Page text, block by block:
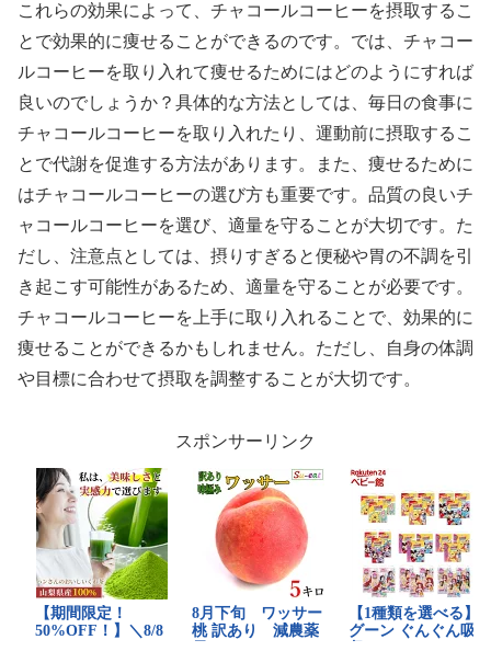
これらの効果によって、チャコールコーヒーを摂取するこ
とで効果的に痩せることができるのです。では、チャコー
ルコーヒーを取り入れて痩せるためにはどのようにすれば
良いのでしょうか？具体的な方法としては、毎日の食事に
チャコールコーヒーを取り入れたり、運動前に摂取するこ
とで代謝を促進する方法があります。また、痩せるために
はチャコールコーヒーの選び方も重要です。品質の良いチ
ャコールコーヒーを選び、適量を守ることが大切です。た
だし、注意点としては、摂りすぎると便秘や胃の不調を引
き起こす可能性があるため、適量を守ることが必要です。
チャコールコーヒーを上手に取り入れることで、効果的に
痩せることができるかもしれません。ただし、自身の体調
や目標に合わせて摂取を調整することが大切です。
スポンサーリンク